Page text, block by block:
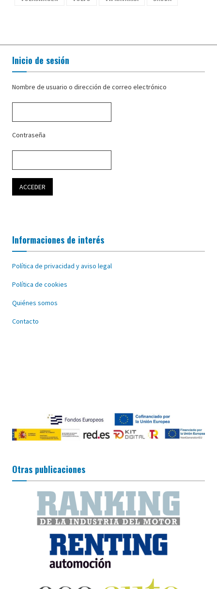
Inicio de sesión
Nombre de usuario o dirección de correo electrónico
Contraseña
Informaciones de interés
Política de privacidad y aviso legal
Política de cookies
Quiénes somos
Contacto
Otras publicaciones